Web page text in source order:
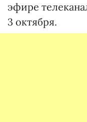
эфире
3 октября.